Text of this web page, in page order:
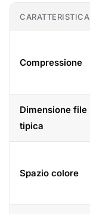
CARATTERISTICA
Compressione
Dimensione file
tipica
Spazio colore